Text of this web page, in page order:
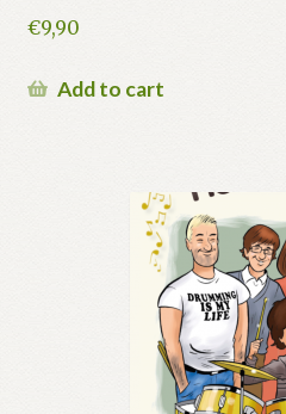
€9,90
Add to cart